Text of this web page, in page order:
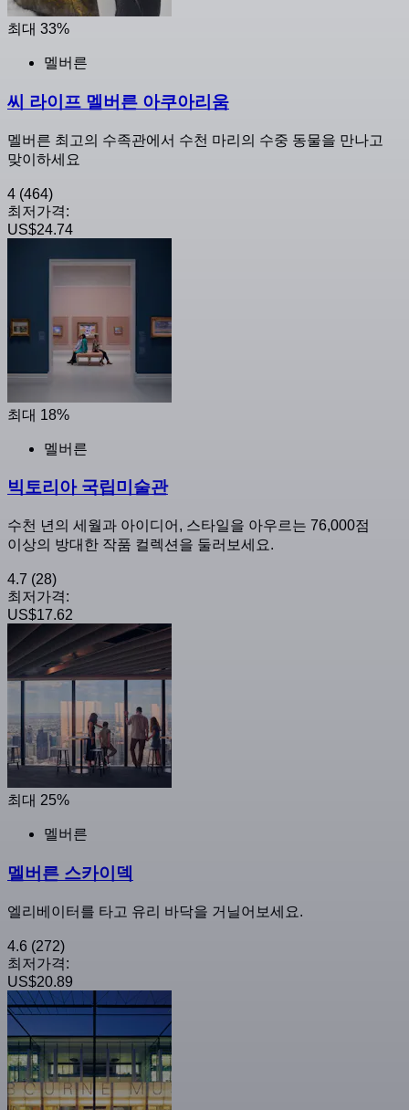
최대 33%
멜버른
씨 라이프 멜버른 아쿠아리움
멜버른 최고의 수족관에서 수천 마리의 수중 동물을 만나고
맞이하세요
4 (464)
최저가격:
US$24.74
최대 18%
멜버른
빅토리아 국립미술관
수천 년의 세월과 아이디어, 스타일을 아우르는 76,000점
이상의 방대한 작품 컬렉션을 둘러보세요.
4.7 (28)
최저가격:
US$17.62
최대 25%
멜버른
멜버른 스카이덱
엘리베이터를 타고 유리 바닥을 거닐어보세요.
4.6 (272)
최저가격:
US$20.89